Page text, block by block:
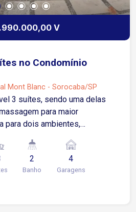
V
no Condomínio
Mont Blanc - Sorocaba/SP
delas
para maior
para dois ambientes,
planejados e despensa
4 vagas de garagem,
gourmet com
2
Banho
4
Garagens